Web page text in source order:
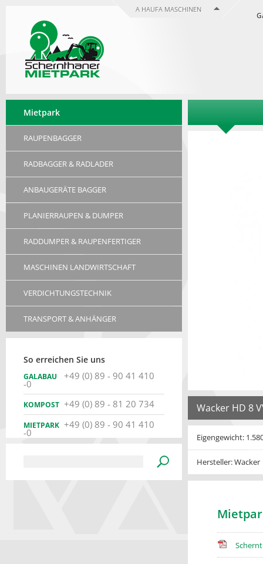
A HAUFA MASCHINEN
Mietpark
RAUPENBAGGER
RADBAGGER & RADLADER
ANBAUGERÄTE BAGGER
PLANIERRAUPEN & DUMPER
RADDUMPER & RAUPENFERTIGER
MASCHINEN LANDWIRTSCHAFT
VERDICHTUNGSTECHNIK
TRANSPORT & ANHÄNGER
So erreichen Sie uns
GALABAU +49 (0) 89 - 90 41 410
-0
KOMPOST +49 (0) 89 - 81 20 734
MIETPARK +49 (0) 89 - 90 41 410
-0
Wacker HD 8
Eigengewicht:
Hersteller: Wacker